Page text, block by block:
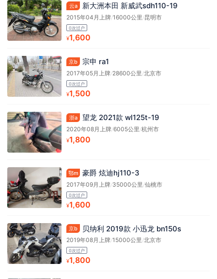
云a 新大洲本田 新威武sdh110-19
2015年04月上牌/16000公里 /昆明市
0次过户
¥1,600
京b 宗申 ra1
2017年05月上牌/28600公里 /北京市
0次过户
¥1,500
浙a 望龙 2021款 wl125t-19
2020年08月上牌/6005公里 /杭州市
¥1,800
鄂m 豪爵 炫迪hj110-3
2017年09月上牌/35000公里 /仙桃市
0次过户
¥1,600
京b 贝纳利 2019款 小迅龙 bn150s
2019年08月上牌/15000公里/北京市
0次过户
¥1,800